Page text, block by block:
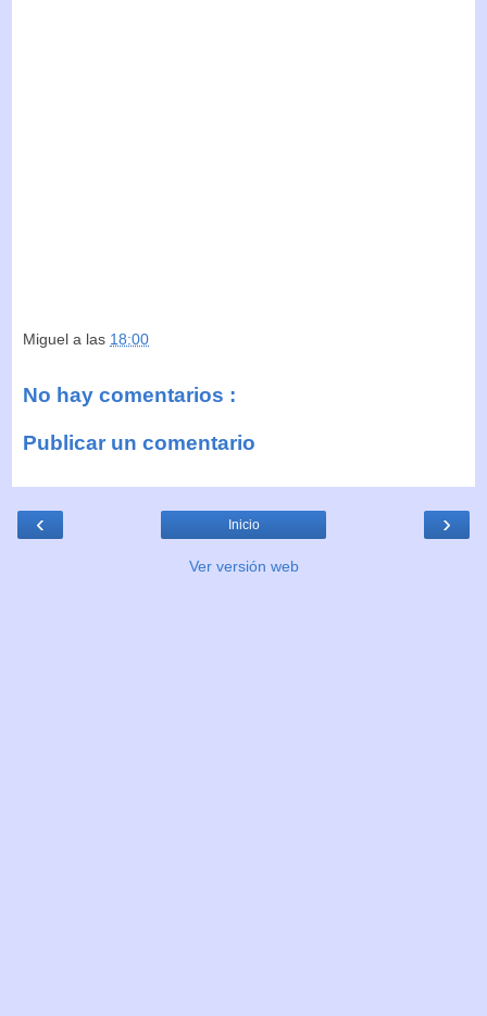
Miguel a las 18:00
No hay comentarios :
Publicar un comentario
‹ ›
Inicio
Ver versión web